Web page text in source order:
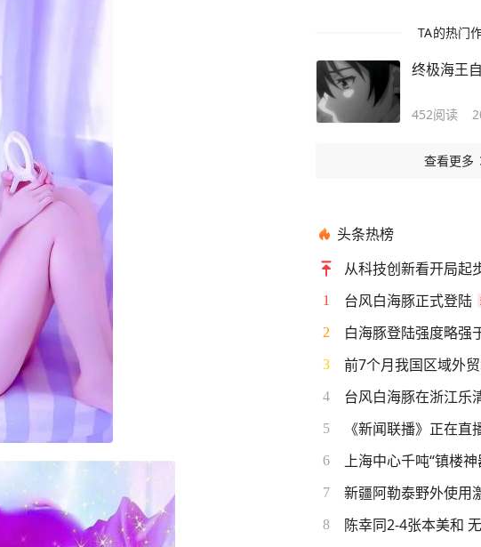
TA的热门
终极海王
452阅读
查看更多
头条热榜
从科技创新看开局起
1 台风白海豚正式登陆
2 白海豚登陆强度略强
3 前7个月我国区域外
4 台风白海豚在浙江乐
5 《新闻联播》正在直
6 上海中心千吨“镇楼
7 新疆阿勒泰野外使用
8 陈幸同2-4张本美和